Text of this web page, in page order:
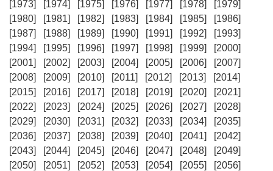
[1973] [1974] [1975] [1976] [1977] [1978]
[1979]
[1980]
[1981] [1982] [1983] [1984] [1985]
[1986]
[1987]
[1988] [1989] [1990] [1991] [1992]
[1993]
[1994]
[1995] [1996] [1997] [1998] [1999]
[2000]
[2001]
[2002] [2003] [2004] [2005] [2006]
[2007]
[2008]
[2009] [2010] [2011] [2012] [2013]
[2014]
[2015]
[2016] [2017] [2018] [2019] [2020]
[2021]
[2022]
[2023] [2024] [2025] [2026] [2027]
[2028]
[2029]
[2030] [2031] [2032] [2033] [2034]
[2035]
[2036]
[2037] [2038] [2039] [2040] [2041]
[2042]
[2043]
[2044] [2045] [2046] [2047] [2048]
[2049]
[2050]
[2051] [2052] [2053] [2054] [2055]
[2056]